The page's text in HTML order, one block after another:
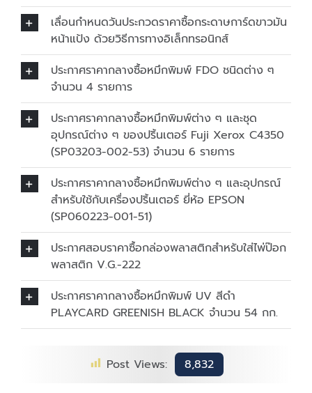
เลื่อนกำหนดวันประกวดราคาซื้อกระดาษการ์ดขาวมัน
หน้าแป้ง ด้วยวิธีการทางอิเล็กทรอนิกส์
ประกาศราคากลางซื้อหมึกพิมพ์ FDO ชนิดต่าง ๆ
จำนวน 4 รายการ
ประกาศราคากลางซื้อหมึกพิมพ์ต่าง ๆ และชุด
อุปกรณ์ต่าง ๆ ของปริ้นเตอร์ Fuji Xerox C4350
(SP03203-002-53) จำนวน 6 รายการ
ประกาศราคากลางซื้อหมึกพิมพ์ต่าง ๆ และอุปกรณ์
สำหรับใช้กับเครื่องปริ้นเตอร์ ยี่ห้อ EPSON
(SP060223-001-51)
ประกาศสอบราคาซื้อกล่องพลาสติกสำหรับใส่ไพ่ป๊อก
พลาสติก V.G.-222
ประกาศราคากลางซื้อหมึกพิมพ์ UV สีดำ
PLAYCARD GREENISH BLACK จำนวน 54 กก.
Post Views: 8,832